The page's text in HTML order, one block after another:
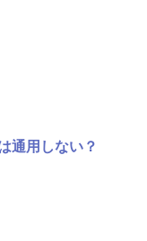
通用しない？